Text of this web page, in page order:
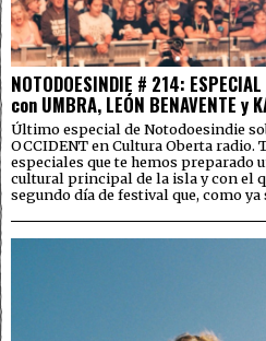
NOTODOESINDIE # 214:
con UMBRA, LEÓN BENAVENTE y
Último especial de Notodoesindie
OCCIDENT en Cultura Oberta
especiales que te hemos preparado
cultural principal de la isla y con el
segundo día de festival que, como ya